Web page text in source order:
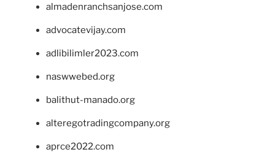
almadenranchsanjose.com
advocatevijay.com
adlibilimler2023.com
naswwebed.org
balithut-manado.org
alteregotradingcompany.org
aprce2022.com